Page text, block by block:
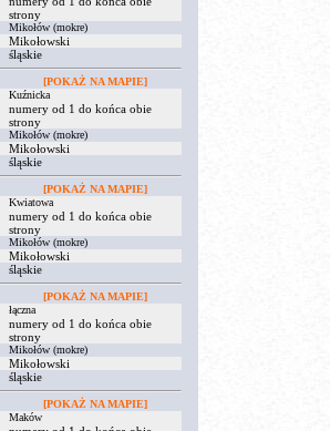
strony
Mikołów (mokre)
Mikołowski
śląskie
[POKAŻ NA MAPIE]
Kuźnicka
numery od 1 do końca obie
strony
Mikołów (mokre)
Mikołowski
śląskie
[POKAŻ NA MAPIE]
Kwiatowa
numery od 1 do końca obie
strony
Mikołów (mokre)
Mikołowski
śląskie
[POKAŻ NA MAPIE]
łączna
numery od 1 do końca obie
strony
Mikołów (mokre)
Mikołowski
śląskie
[POKAŻ NA MAPIE]
Maków